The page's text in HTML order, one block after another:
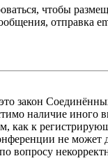
чтобы
отправка
закон
наличие иного
как к
не может
вопросу